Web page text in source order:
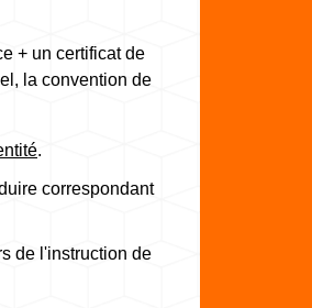
+ un certificat de
la convention de
.
correspondant
de l'instruction de